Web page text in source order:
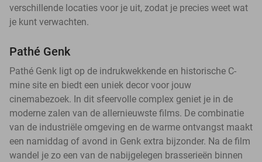
verschillende locaties voor je uit, zodat je precies weet wat
je kunt verwachten.
Pathé Genk
Pathé Genk ligt op de indrukwekkende en historische C-
mine site en biedt een uniek decor voor jouw
cinemabezoek. In dit sfeervolle complex geniet je in de
moderne zalen van de allernieuwste films. De combinatie
van de industriële omgeving en de warme ontvangst maakt
een namiddag of avond in Genk extra bijzonder. Na de film
wandel je zo een van de nabijgelegen brasserieën binnen